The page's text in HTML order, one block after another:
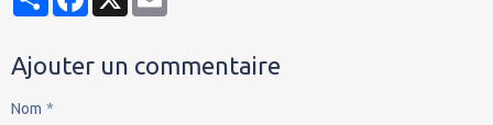
Ajouter un commentaire
Nom